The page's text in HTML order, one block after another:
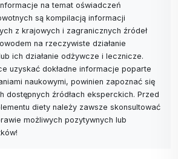
na temat oświadczeń
są kompilacją informacji
z krajowych i zagranicznych źródeł
na rzeczywiste działanie
ich działanie odżywcze i lecznicze.
uzyskać dokładne informacje poparte
naukowymi, powinien zapoznać się
dostępnych źródłach eksperckich. Przed
diety należy zawsze skonsultować
możliwych pozytywnych lub